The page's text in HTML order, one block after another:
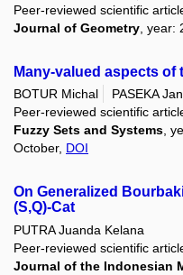
Peer-reviewed scientific
Journal of Geometry ,
Many-valued aspects
BOTUR Michal PASEKA Jan
Peer-reviewed scientific
Fuzzy Sets and Systems,
October, DOI
On Generalized
(S,Q)-Cat
PUTRA Juanda Kelana
Peer-reviewed scientific
Journal of the Indonesian